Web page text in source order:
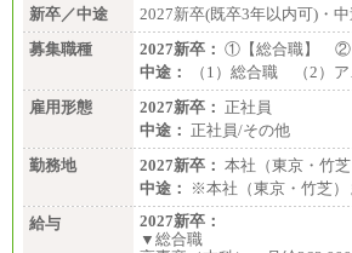
新卒／中途
2027新卒(既卒3年以内可)・中
募集職種
2027新卒： ①【総合職】
中途：
（1）総合職 （2）
雇用形態
2027新卒： 正社員
中途： 正社員/その他
勤務地
2027新卒： 本社（東京・竹
中途：
※本社（東京・竹芝
給与
2027新卒：
▼総合職